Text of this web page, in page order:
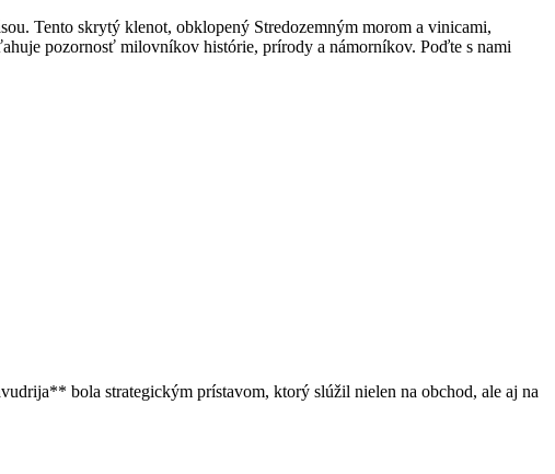
Tento skrytý klenot, obklopený Stredozemným morom a vinicami,
pozornosť milovníkov histórie, prírody a námorníkov. Poďte s nami
bola strategickým prístavom, ktorý slúžil nielen na obchod, ale aj na